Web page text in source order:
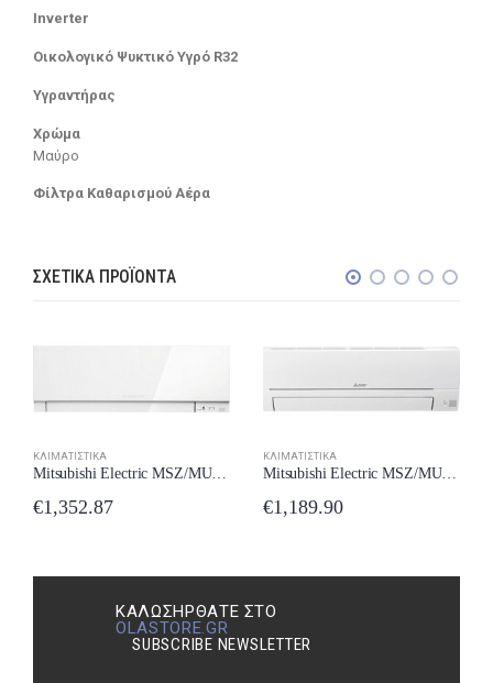
Inverter
Οικολογικό Ψυκτικό Υγρό R32
Υγραντήρας
Χρώμα
Μαύρο
Φίλτρα Καθαρισμού Αέρα
ΣΧΕΤΙΚΆ ΠΡΟΪΌΝΤΑ
ΚΛΙΜΑΤΙΣΤΙΚΆ
Mitsubishi Electric MSZ/MUZ-EF35VE3 Κλιματιστικό Inverter 12000 BTU A+++/A++ New Model 2024
€1,352.87
ΚΛΙΜΑΤΙΣΤΙΚΆ
Mitsubishi Electric MSZ/MUZ-HR42VF-E2 Κλιματιστικό Inverter 14000 BTU A++/A+++ με Wi-Fi New Model 2024
€1,189.90
ΚΑΛΩΣΉΡΘΑΤΕ ΣΤΟ
OLASTORE.GR
SUBSCRIBE NEWSLETTER